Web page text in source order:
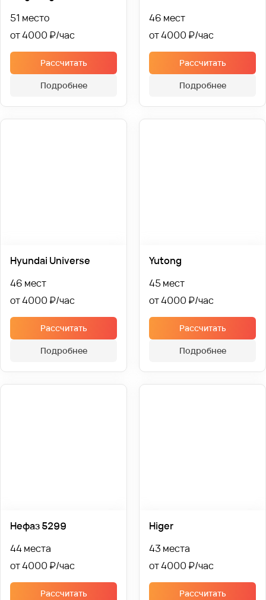
51 место
от 4000 ₽
Рассчитать
Подробнее
46 мест
от 4000 ₽
Рассчитать
Подробнее
Hyundai Universe
46 мест
от 4000 ₽
Рассчитать
Подробнее
Yutong
45 мест
от 4000 ₽
Рассчитать
Подробнее
Нефаз 5299
44 места
от 4000 ₽
Рассчитать
Higer
43 места
от 4000 ₽
Рассчитать